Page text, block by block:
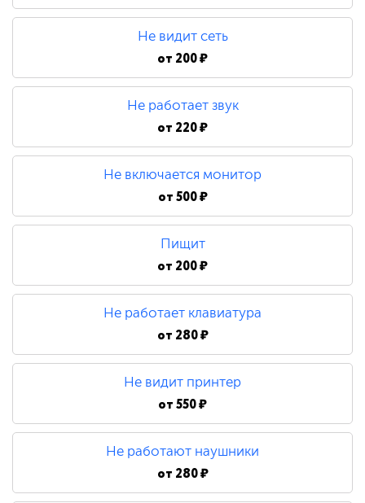
480 ₽
Замена процессора
790 ₽
Не видит сеть
от 200 ₽
Не работает звук
от 220 ₽
Не включается монитор
от500 ₽
Пищит
от 200 ₽
Не работает клавиатура
от 280 ₽
Не видит принтер
от550 ₽
Не работают наушники
от 280 ₽